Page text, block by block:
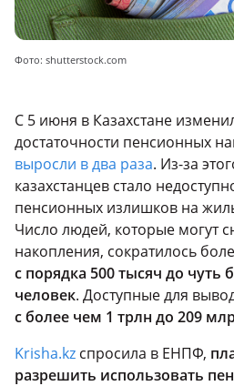
Фото: shutterstock.com
С 5 июня в Казахстане
достаточности пенсионных
выросли в два раза. Из-за
казахстанцев стало
пенсионных излишков на
Число людей, которые могут
накопления, сократилось
с порядка 500 тысяч до чуть
человек. Доступные для
с более чем 1 трлн до 209
Krisha.kz спросила в ЕНПФ,
разрешить использовать